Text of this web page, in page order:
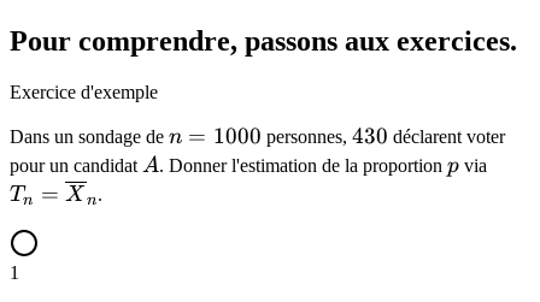
Pour comprendre, passons aux exercices.
Exercice d'exemple
Dans un sondage de n =
1000
n = 1000 personnes, 430
430 déclarent voter
pour un candidat A
A. Donner l'estimation de la proportion p
p via
Tn = X n.
1